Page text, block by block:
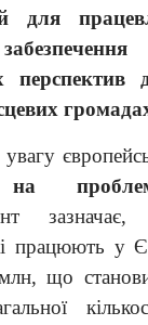
для
перспектив
на
працюють у
що